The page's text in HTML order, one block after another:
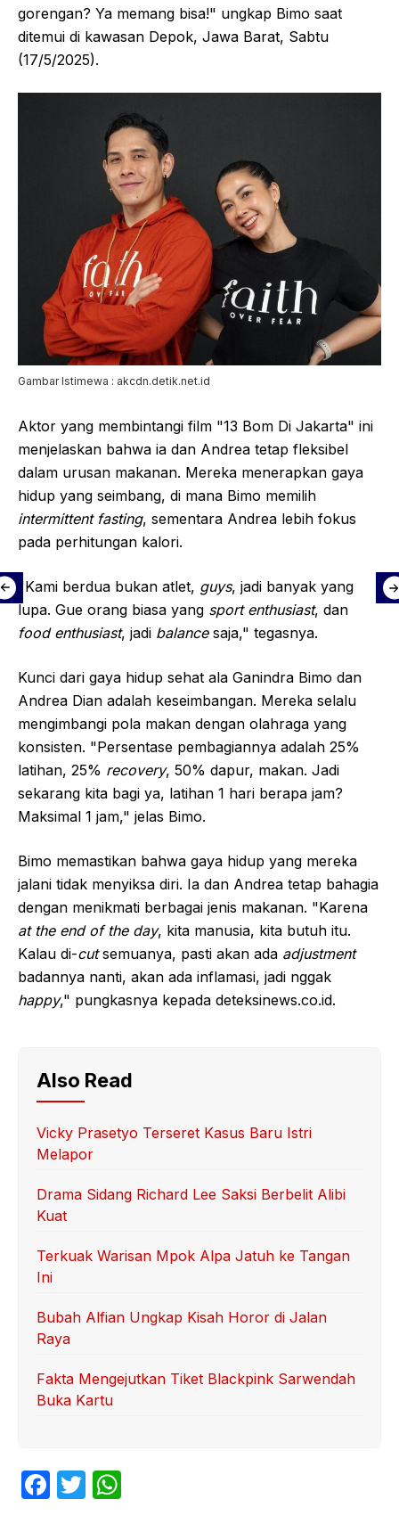
gorengan? Ya memang bisa!" ungkap Bimo saat
ditemui di kawasan Depok, Jawa Barat, Sabtu
(17/5/2025).
Gambar Istimewa : akcdn.detik.net.id
Aktor yang membintangi film "13 Bom Di Jakarta" ini
menjelaskan bahwa ia dan Andrea tetap fleksibel
dalam urusan makanan. Mereka menerapkan gaya
hidup yang seimbang, di mana Bimo memilih
intermittent fasting, sementara Andrea lebih fokus
pada perhitungan kalori.
"Kami berdua bukan atlet, guys, jadi banyak yang
lupa. Gue orang biasa yang sport enthusiast, dan
food enthusiast, jadi balancesaja," tegasnya.
Kunci dari gaya hidup sehat ala Ganindra Bimo dan
Andrea Dian adalah keseimbangan. Mereka selalu
mengimbangi pola makan dengan olahraga yang
konsisten. "Persentase pembagiannya adalah 25%
latihan, 25% recovery, 50% dapur, makan. Jadi
sekarang kita bagi ya, latihan 1 hari berapa jam?
Maksimal 1 jam," jelas Bimo.
Bimo memastikan bahwa gaya hidup yang mereka
jalani tidak menyiksa diri. Ia dan Andrea tetap bahagia
dengan menikmati berbagai jenis makanan. "Karena
at the end of the day, kita manusia, kita butuh itu.
Kalau di-cutsemuanya, pasti akan ada adjustment
badannya nanti, akan ada inflamasi, jadi nggak
happy," pungkasnya kepada deteksinews.co.id.
Also Read
Vicky Prasetyo Terseret Kasus Baru Istri
Melapor
Drama Sidang Richard Lee Saksi Berbelit Alibi
Kuat
Terkuak Warisan Mpok Alpa Jatuh ke Tangan
Ini
Bubah Alfian Ungkap Kisah Horor di Jalan
Raya
Fakta Mengejutkan Tiket Blackpink Sarwendah
Buka Kartu
F
T